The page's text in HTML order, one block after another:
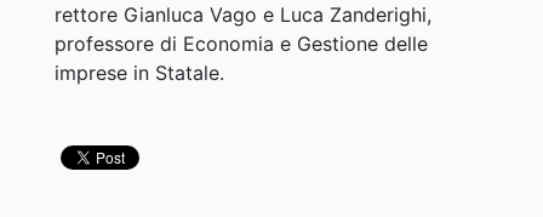
rettore Gianluca Vago e Luca Zanderighi,
professore di Economia e Gestione delle
imprese in Statale.